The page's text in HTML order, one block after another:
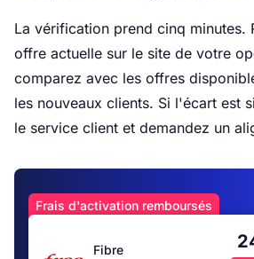
La vérification prend cinq minutes.
offre actuelle sur le site de votre
comparez avec les offres
les nouveaux clients. Si l'écart est
le service client et demandez un
Frais d'activation remboursés
Fibre